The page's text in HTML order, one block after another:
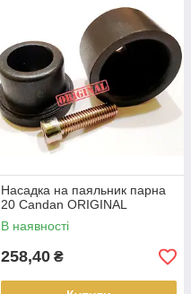
Насадка на паяльник парна
20 Candan ORIGINAL
В наявності
258,40 ₴